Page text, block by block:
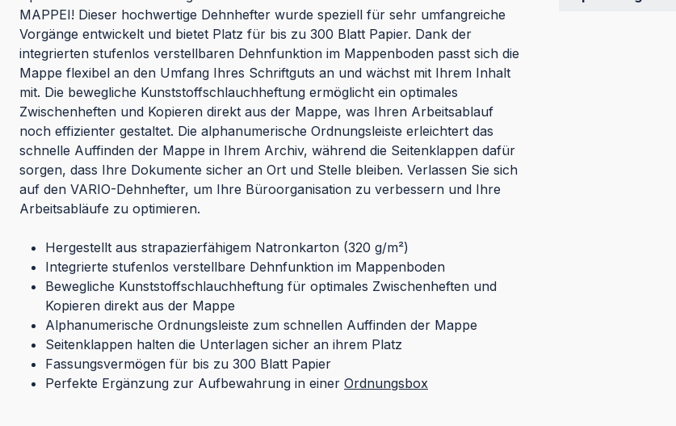
MAPPEI! Dieser hochwertige Dehnhefter wurde speziell für sehr umfangreiche
Vorgänge entwickelt und bietet Platz für bis zu 300 Blatt Papier. Dank der
integrierten stufenlos verstellbaren Dehnfunktion im Mappenboden passt sich die
Mappe flexibel an den Umfang Ihres Schriftguts an und wächst mit Ihrem Inhalt
mit. Die bewegliche Kunststoffschlauchheftung ermöglicht ein optimales
Zwischenheften und Kopieren direkt aus der Mappe, was Ihren Arbeitsablauf
noch effizienter gestaltet. Die alphanumerische Ordnungsleiste erleichtert das
schnelle Auffinden der Mappe in Ihrem Archiv, während die Seitenklappen dafür
sorgen, dass Ihre Dokumente sicher an Ort und Stelle bleiben. Verlassen Sie sich
auf den VARIO-Dehnhefter, um Ihre Büroorganisation zu verbessern und Ihre
Arbeitsabläufe zu optimieren.
Hergestellt aus strapazierfähigem Natronkarton (320 g/m²)
Integrierte stufenlos verstellbare Dehnfunktion im Mappenboden
Bewegliche Kunststoffschlauchheftung für optimales Zwischenheften und
Kopieren direkt aus der Mappe
Alphanumerische Ordnungsleiste zum schnellen Auffinden der Mappe
Seitenklappen halten die Unterlagen sicher an ihrem Platz
Fassungsvermögen für bis zu 300 Blatt Papier
Perfekte Ergänzung zur Aufbewahrung in einer Ordnungsbox